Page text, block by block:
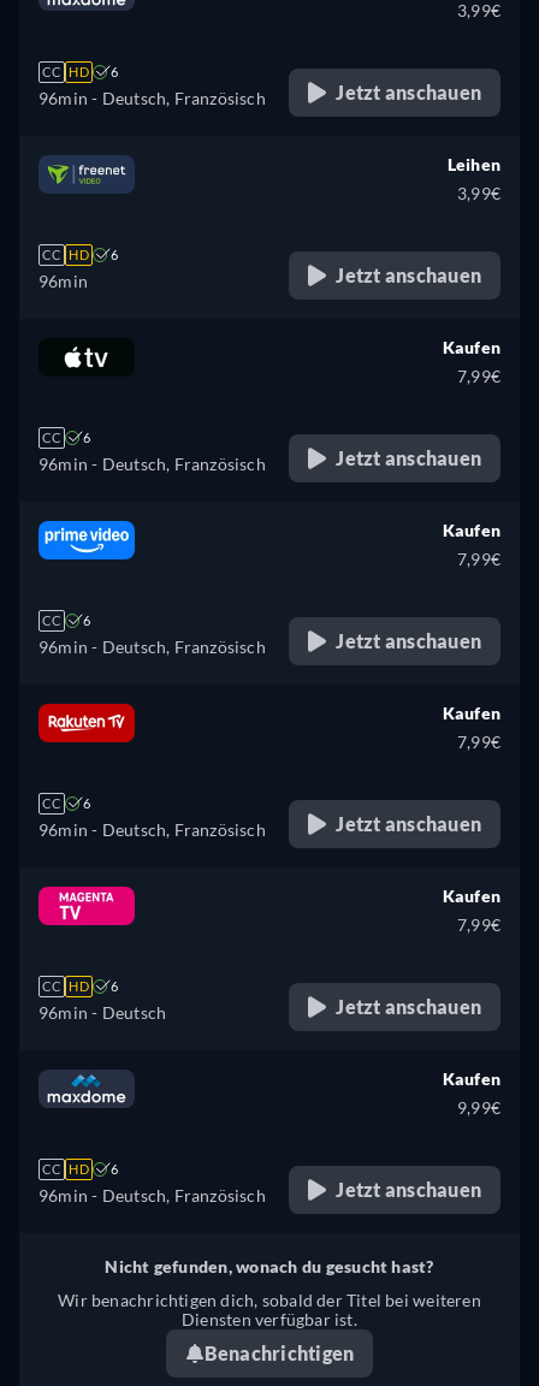
CC HD 6
96min - Deutsch, Französisch
3,99€
Jetzt anschauen
CC HD 6
96min
Leihen
3,99€
Jetzt anschauen
CC 6
96min - Deutsch, Französisch
Kaufen
7,99€
Jetzt anschauen
CC 6
96min - Deutsch, Französisch
Kaufen
7,99€
Jetzt anschauen
CC 6
96min - Deutsch, Französisch
Kaufen
7,99€
Jetzt anschauen
CC HD 6
96min - Deutsch
Kaufen
7,99€
Jetzt anschauen
CC HD 6
96min - Deutsch, Französisch
Kaufen
9,99€
Jetzt anschauen
Nicht gefunden, wonach du gesucht hast?
Wir benachrichtigen dich, sobald der Titel bei weiteren
Diensten verfügbar ist.
Benachrichtigen